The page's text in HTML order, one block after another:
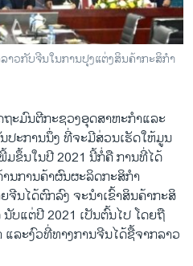
ວກັບຈີນໃນການປຸງແຕ່ງສິນຄ້າກະສິກໍາ
ະມົນຕີກະຊວງອຸດສາຫະກໍາແລະ
ປະການນຶ່ງ ທີ່ຈະມີສ່ວນເຮັດໃຫ້ມູນ
ມຂຶ້ນໃນປີ 2021 ນີ້ກໍ່ຄື ການທີ່ໄດ້
ນການຄ້າຜົນຜະລິດກະສິກໍາ
ຈີນໄດ້ຕົກລົງ ຈະນໍາເຂົ້າສິນຄ້າກະສິ
ບແຕ່ປີ 2021 ເປັນຕົ້ນໄປ ໂດຍຖື
ແລະງົວທີ່ທາງການຈີນໄດ້ຊື້ຈາກລາວ